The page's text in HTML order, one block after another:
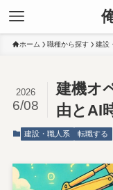
ホーム 職種から探す 建設
建機オ
由とAI
2026
6/08
建設・職人系 転職する